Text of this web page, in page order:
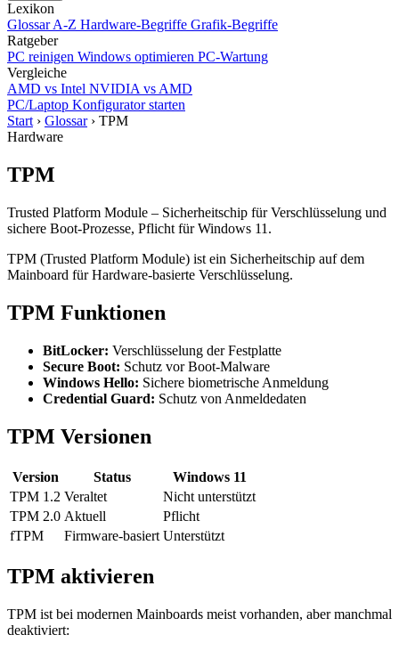
Lexikon
Glossar A-Z Hardware-Begriffe Grafik-Begriffe
Ratgeber
PC reinigen Windows optimieren PC-Wartung
Vergleiche
AMD vs Intel NVIDIA vs AMD
PC/Laptop Konfigurator starten
Start › Glossar › TPM
Hardware
TPM
Trusted Platform Module – Sicherheitschip für Verschlüsselung und
sichere Boot-Prozesse, Pflicht für Windows 11.
TPM (Trusted Platform Module) ist ein Sicherheitschip auf dem
Mainboard für Hardware-basierte Verschlüsselung.
TPM Funktionen
BitLocker: Verschlüsselung der Festplatte
Secure Boot: Schutz vor Boot-Malware
Windows Hello: Sichere biometrische Anmeldung
Credential Guard: Schutz von Anmeldedaten
TPM Versionen
Version Status
Windows 11
TPM 1.2 Veraltet
Nicht unterstützt
TPM 2.0 Aktuell
Pflicht
fTPM
Firmware-basiert Unterstützt
TPM aktivieren
TPM ist bei modernen Mainboards meist vorhanden, aber manchmal
deaktiviert: